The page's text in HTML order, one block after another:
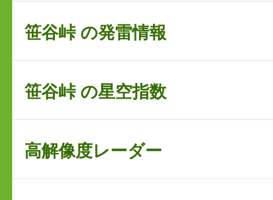
笹谷峠 の発雷情報
笹谷峠 の星空指数
高解像度レーダー